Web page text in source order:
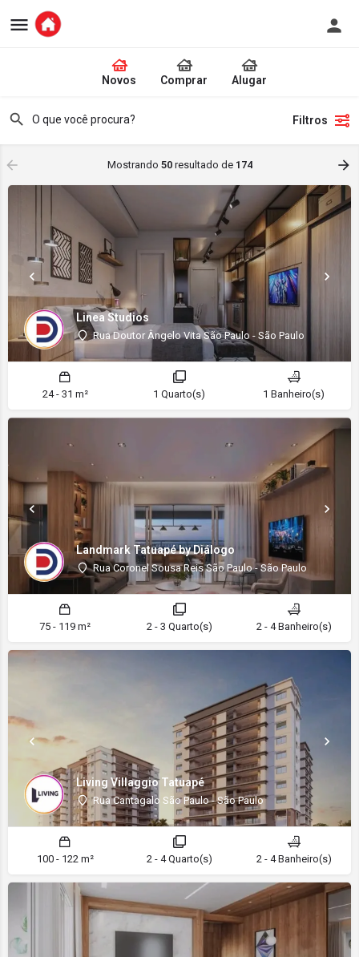
Novos Comprar Alugar
Filtros
Mostrando 50resultado de 174
Linea Studios
Rua Doutor Ângelo Vita São Paulo - São Paulo
24 - 31 m² 1 Quarto(s) 1 Banheiro(s)
Landmark Tatuapé by Diálogo
Rua Coronel Sousa Reis São Paulo - São Paulo
75 - 119 m² 2 - 3 Quarto(s) 2 - 4 Banheiro(s)
Living Villaggio Tatuapé
Rua Cantagalo São Paulo - São Paulo
100 - 122 m² 2 - 4 Quarto(s) 2 - 4 Banheiro(s)